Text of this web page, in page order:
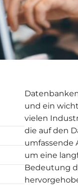
und ein
vielen
die auf den
umfassende
um eine
Bedeutung